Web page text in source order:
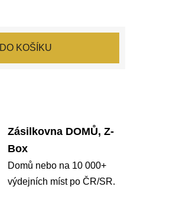
DO KOŠÍKU
Zásilkovna DOMŮ, Z-
Box
Domů nebo na 10 000+
výdejních míst po ČR/SR.